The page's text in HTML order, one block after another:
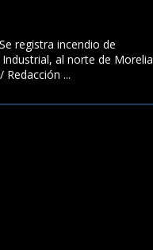
registra incendio de
al norte de Morelia
Redacción ...